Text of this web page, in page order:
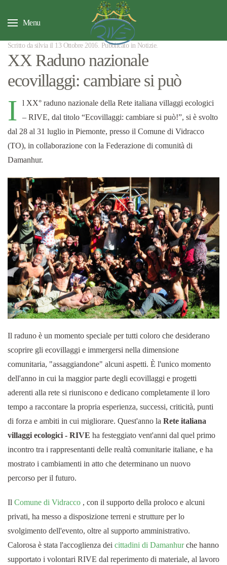
Menu
Scritto da silvia il 13 Ottobre 2016. Pubblicato in Notizie.
XX Raduno nazionale
ecovillaggi: cambiare si può
I
l XX° raduno nazionale della Rete italiana villaggi ecologici
– RIVE, dal titolo “Ecovillaggi: cambiare si può!”, si è svolto
dal 28 al 31 luglio in Piemonte, presso il Comune di Vidracco
(TO), in collaborazione con la Federazione di comunità di
Damanhur.
Il raduno è un momento speciale per tutti coloro che desiderano
scoprire gli ecovillaggi e immergersi nella dimensione
comunitaria, "assaggiandone" alcuni aspetti. È l'unico momento
dell'anno in cui la maggior parte degli ecovillaggi e progetti
aderenti alla rete si riuniscono e dedicano completamente il loro
tempo a raccontare la propria esperienza, successi, criticità, punti
di forza e ambiti in cui migliorare. Quest'anno la Rete italiana
villaggi ecologici - RIVE ha festeggiato vent'anni dal quel primo
incontro tra i rappresentanti delle realtà comunitarie italiane, e ha
mostrato i cambiamenti in atto che determinano un nuovo
percorso per il futuro.
Il Comune di Vidracco , con il supporto della proloco e alcuni
privati, ha messo a disposizione terreni e strutture per lo
svolgimento dell'evento, oltre al supporto amministrativo.
Calorosa è stata l'accoglienza dei cittadini di Damanhurche hanno
supportato i volontari RIVE dal reperimento di materiale, al lavoro